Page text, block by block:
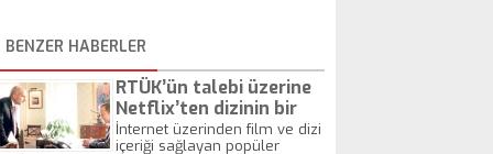
BENZER HABERLER
RTÜK’ün talebi üzerine
Netflix’ten dizinin bir
bölümü kaldırıldı
İnternet üzerinden film ve dizi
içeriği sağlayan popüler